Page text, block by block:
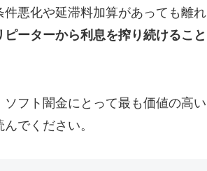
悪化や延滞料加算があっても離れ
ピーターから利息を搾り続けること
フト闇金にとって最も価値の高い
でください。